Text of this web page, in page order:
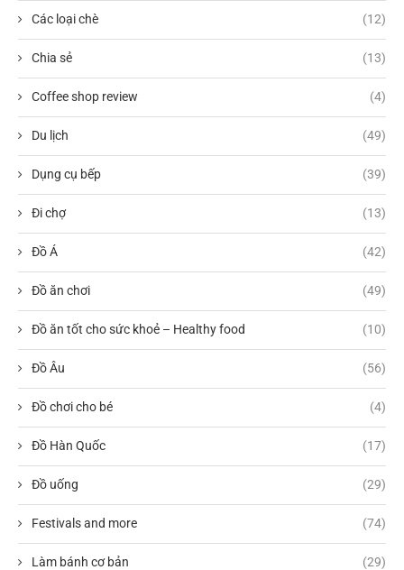
Các loại chè (12)
Chia sẻ (13)
Coffee shop review (4)
Du lịch (49)
Dụng cụ bếp (39)
Đi chợ (13)
Đồ Á (42)
Đồ ăn chơi (49)
Đồ ăn tốt cho sức khoẻ – Healthy food (10)
Đồ Âu (56)
Đồ chơi cho bé (4)
Đồ Hàn Quốc (17)
Đồ uống (29)
Festivals and more (74)
Làm bánh cơ bản (29)